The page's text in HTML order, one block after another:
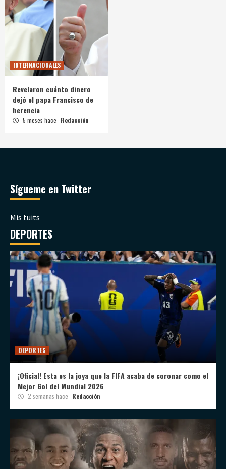
INTERNACIONALES
Revelaron cuánto dinero
dejó el papa Francisco de
herencia
5 meses hace Redacción
Sígueme en Twitter
Mis tuits
DEPORTES
DEPORTES
¡Oficial! Esta es la joya que la FIFA acaba de coronar como el
Mejor Gol del Mundial 2026
2 semanas hace Redacción